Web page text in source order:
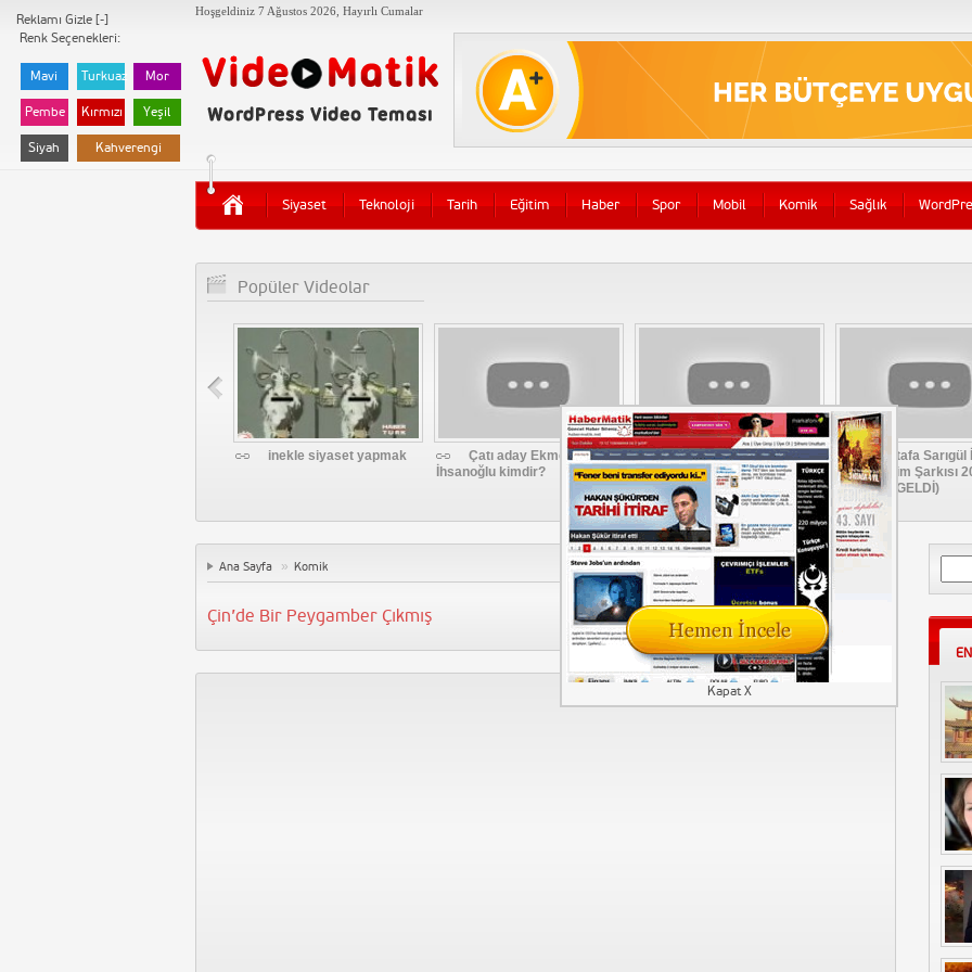
Reklamı Gizle [-]
Renk Seçenekleri:
Mavi Turkuaz Mor
Pembe Kırmızı Yeşil
Siyah Kahverengi
Hoşgeldiniz 7 Ağustos 2026, Hayırlı Cumalar
Siyaset Teknoloji Tarih Eğitim Haber Spor Mobil Komik Sağlık
Popüler Videolar
inekle siyaset yapmak
Çatı aday Ekmeleddin
İhsanoğlu kimdir?
MHP 2014 Yeni Seçim
şarkısı – Kandırılmaya Hayır
Mustafa Sarıgül
Yerel Seçim Şarkısı
(ZAMANI GELDİ)
Ana Sayfa » Komik 24 Mayıs 2022
Çin’de Bir Peygamber Çıkmış
Kapat X